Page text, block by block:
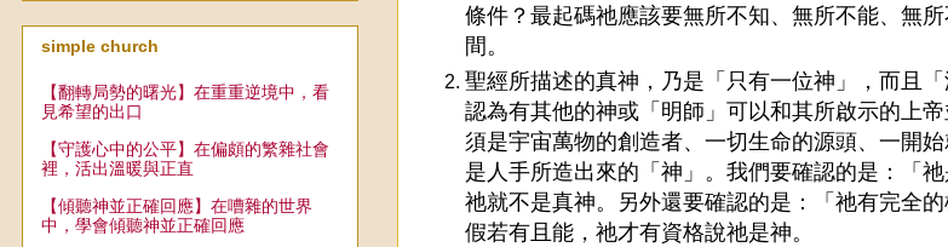
條件？最起碼祂應該要無所不知、無所不能、無
間。
聖經所描述的真神，乃是「只有一位神」，而且
認為有其他的神或「明師」可以和其所啟示的上
須是宇宙萬物的創造者、一切生命的源頭、一開
是人手所造出來的「神」。我們要確認的是：「
祂就不是真神。另外還要確認的是：「祂有完全的
假若有且能，祂才有資格說祂是神。
simple church
【翻轉局勢的曙光】在重重逆境中，看
見希望的出口
【守護心中的公平】在偏頗的繁雜社會
裡，活出溫暖與正直
【傾聽神並正確回應】在嘈雜的世界
中，學會傾聽神並正確回應